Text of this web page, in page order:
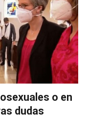
o en
dudas